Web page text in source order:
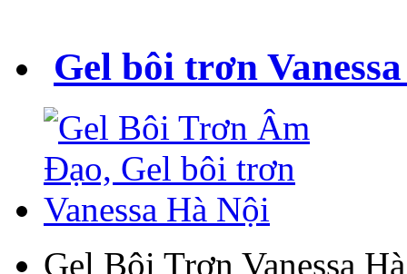
Gel bôi trơn
Gel Bôi Trơn Vanessa